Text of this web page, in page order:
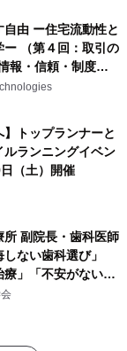
由 ー住宅流動性と
ー （第４回：取引の
報・信頼・制度を
み替えるか）｜
】トップランナーと
ランニングイベン
（土）開催
所 副院長・歯科医師
ない歯科選び」
療」「不安がない治
専門監修